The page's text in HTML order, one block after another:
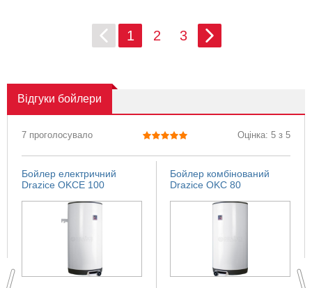
1 2 3
Відгуки бойлери
7 проголосувало Оцінка: 5 з 5
Бойлер електричний
Drazice OKCE 100
Бойлер комбінований
Drazice OKC 80